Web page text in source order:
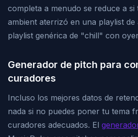
completa a menudo se reduce a si
ambient aterrizó en una playlist de
playlist genérica de "chill" con
Generador de pitch para
curadores
Incluso los mejores datos de
nada si no puedes poner tu tema
curadores adecuados. El